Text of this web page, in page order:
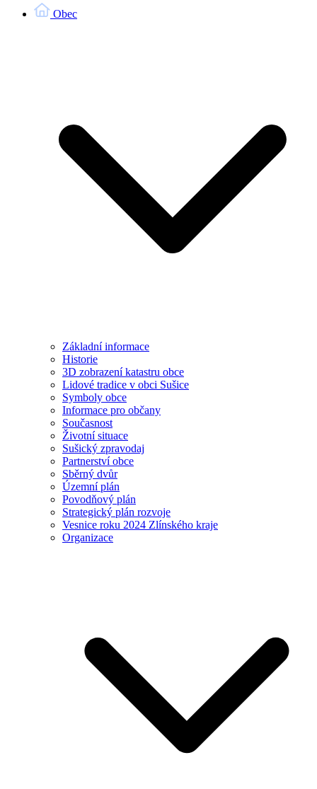
Obec
Základní informace
Historie
3D zobrazení katastru obce
Lidové tradice v obci Sušice
Symboly obce
Informace pro občany
Současnost
Životní situace
Sušický zpravodaj
Partnerství obce
Sběrný dvůr
Územní plán
Povodňový plán
Strategický plán rozvoje
Vesnice roku 2024 Zlínského kraje
Organizace